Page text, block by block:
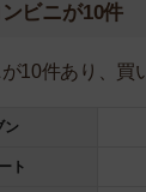
ビニが10件
10件あり、買
ン
ト